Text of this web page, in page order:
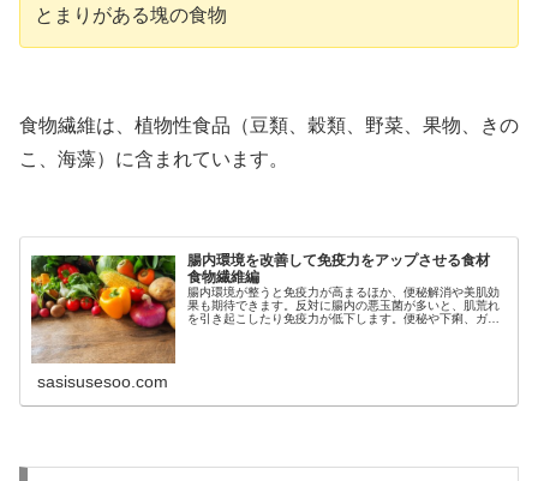
とまりがある塊の食物
食物繊維は、植物性食品（豆類、穀類、野菜、果物、きの
こ、海藻）に含まれています。
腸内環境を改善して免疫力をアップさせる食材
食物繊維編
腸内環境が整うと免疫力が高まるほか、便秘解消や美肌効
果も期待できます。反対に腸内の悪玉菌が多いと、肌荒れ
を引き起こしたり免疫力が低下します。便秘や下痢、ガン
sasisusesoo.com